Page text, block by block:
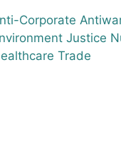
Corporate
Justice
Trade